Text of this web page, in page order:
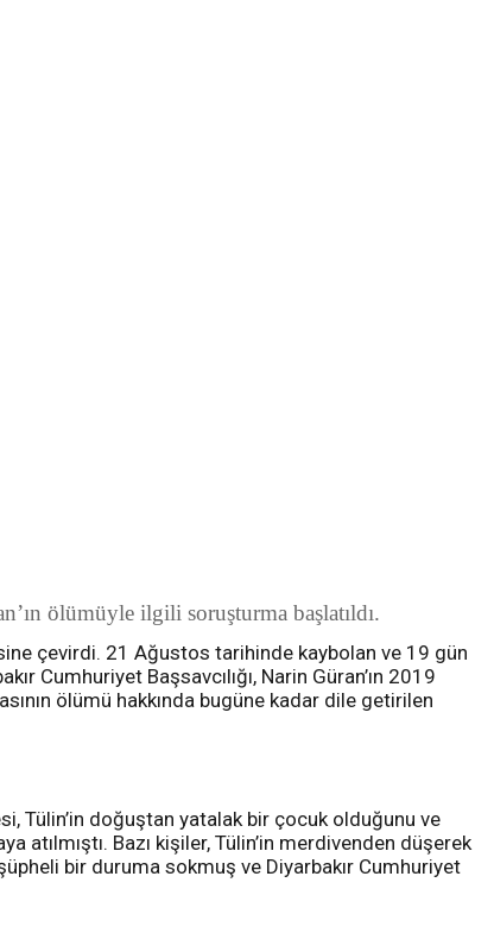
ölümüyle ilgili soruşturma başlatıldı.
çevirdi. 21 Ağustos tarihinde kaybolan ve 19 gün
Cumhuriyet Başsavcılığı, Narin Güran’ın 2019
ölümü hakkında bugüne kadar dile getirilen
Tülin’in doğuştan yatalak bir çocuk olduğunu ve
Bazı kişiler, Tülin’in merdivenden düşerek
bir duruma sokmuş ve Diyarbakır Cumhuriyet